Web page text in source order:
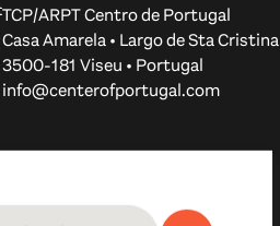
TCP/ARPT Centro de Portugal
Casa Amarela • Largo de Sta Cristina
3500-181 Viseu • Portugal
info@centerofportugal.com